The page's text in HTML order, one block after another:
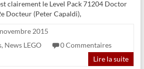
clairement le Level Pack 71204 Doctor
Docteur (Peter Capaldi),
2015
, News LEGO
0 Commentaires
Lire la suite